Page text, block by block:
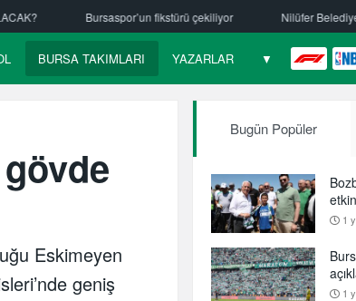
Nilüfer Belediyespor hentbolde ayrılık Mehmet
BURSA TAKIMLARI YAZARLAR ▼ F1
Eskimeyen
geniş
Bugün Popüler
1
1